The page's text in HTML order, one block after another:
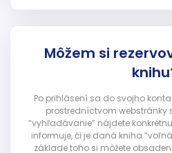
Môžem si
Po prihlásení sa do svojho
prostredníctvom webstránky
“vyhľadávanie” nájdete
informuje, či je daná kniha
základe toho si môžete